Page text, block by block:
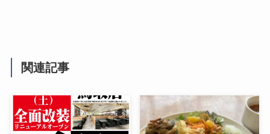
関連記事